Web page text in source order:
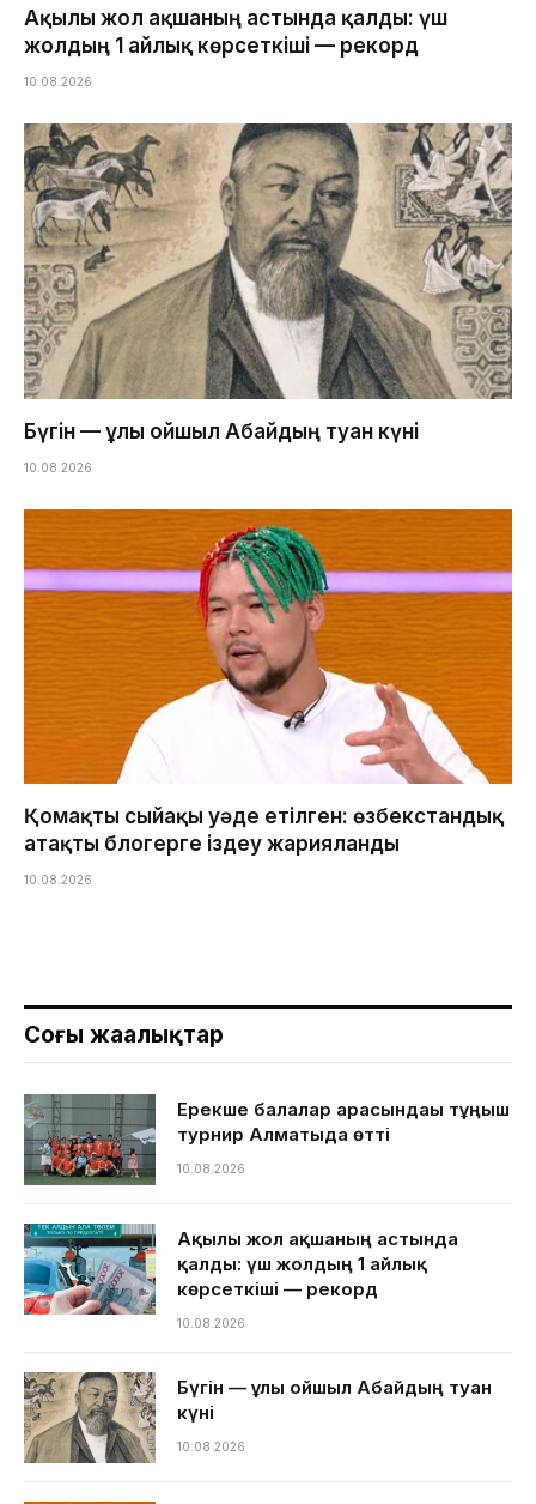
Ақылы жол ақшаның астында қалды: үш
жолдың 1 айлық көрсеткіші — рекорд
10.08.2026
Бүгін — ұлы ойшыл Абайдың туған күні
10.08.2026
Қомақты сыйақы уәде етілген: өзбекстандық
атақты блогерге іздеу жарияланды
10.08.2026
Соңғы жаңалықтар
Ерекше балалар арасындағы тұңғыш
турнир Алматыда өтті
10.08.2026
Ақылы жол ақшаның астында
қалды: үш жолдың 1 айлық
көрсеткіші — рекорд
10.08.2026
Бүгін — ұлы ойшыл Абайдың туған
күні
10.08.2026